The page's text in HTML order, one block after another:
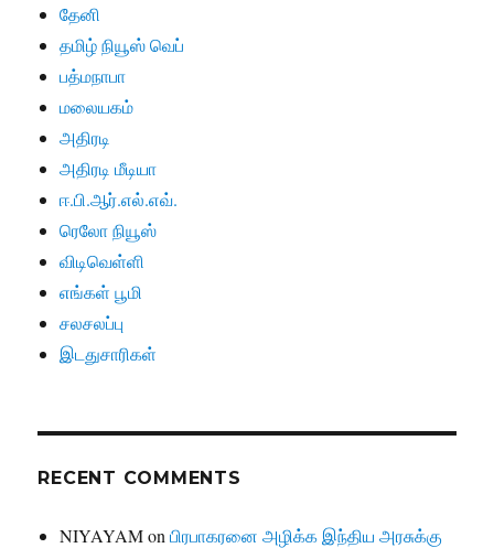
தேனி
தமிழ் நியூஸ் வெப்
பத்மநாபா
மலையகம்
அதிரடி
அதிரடி மீடியா
ஈ.பி.ஆர்.எல்.எவ்.
ரெலோ நியூஸ்
விடிவெள்ளி
எங்கள் பூமி
சலசலப்பு
இடதுசாரிகள்
RECENT COMMENTS
NIYAYAMonபிரபாகரனை அழிக்க இந்திய அரசுக்கு